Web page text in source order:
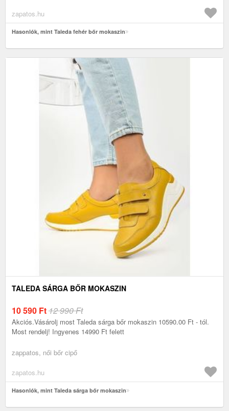
zapatos.hu
Hasonlók, mint Taleda fehér bőr mokaszin
TALEDA SÁRGA BŐR MOKASZIN
10 590 Ft12 990 Ft
Akciós.Vásárolj most Taleda sárga bőr mokaszin 10590.00 Ft - tól.
Most rendelj! Ingyenes 14990 Ft felett
zappatos, női bőr cipő
zapatos.hu
Hasonlók, mint Taleda sárga bőr mokaszin